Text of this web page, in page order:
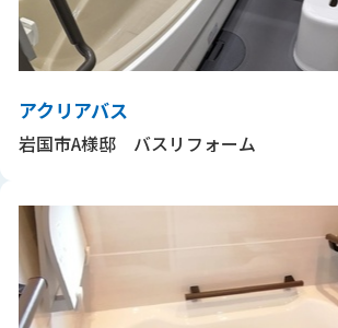
アクリアバス
岩国市A様邸 バスリフォーム